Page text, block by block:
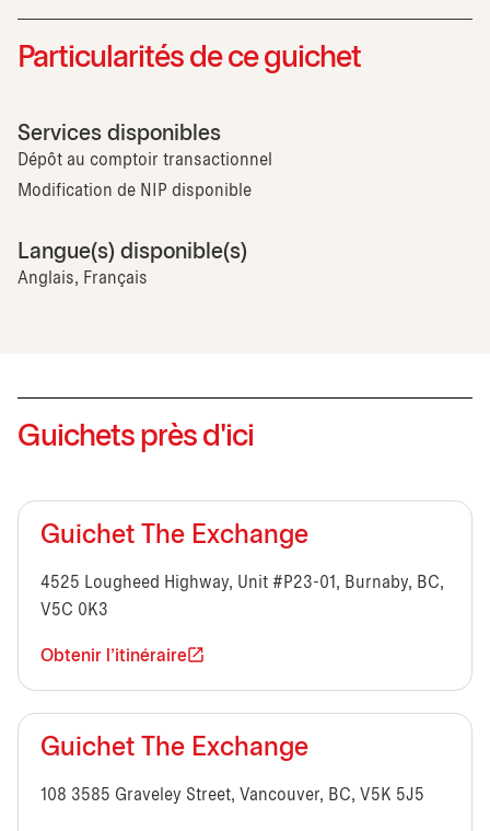
Particularités de ce guichet
Services disponibles
Dépôt au comptoir transactionnel
Modification de NIP disponible
Langue(s) disponible(s)
Anglais, Français
Guichets près d'ici
Guichet The Exchange
4525 Lougheed Highway, Unit #P23-01, Burnaby, BC,
V5C 0K3
Obtenir l'itinéraire
Guichet The Exchange
108 3585 Graveley Street, Vancouver, BC, V5K 5J5